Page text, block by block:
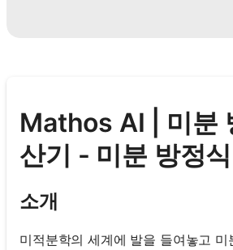
Mathos AI | 미분
산기 - 미분 방정
소개
미적분학의 세계에 발을 들여놓고